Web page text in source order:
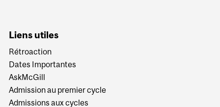
Liens utiles
Rétroaction
Dates Importantes
AskMcGill
Admission au premier cycle
Admissions aux cycles